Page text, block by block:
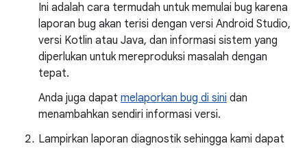
Ini adalah cara termudah untuk memulai bug karena
laporan bug akan terisi dengan versi Android Studio,
versi Kotlin atau Java, dan informasi sistem yang
diperlukan untuk mereproduksi masalah dengan
tepat.
Anda juga dapat melaporkan bug di sini dan
menambahkan sendiri informasi versi.
Lampirkan laporan diagnostik sehingga kami dapat